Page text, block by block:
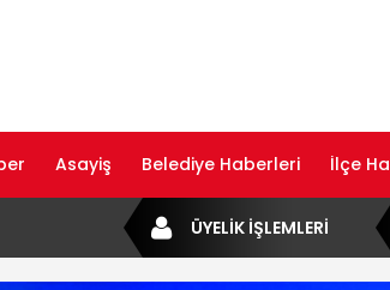
Asayiş Belediye Haberleri İlçe
ÜYELİK İŞLEMLERİ